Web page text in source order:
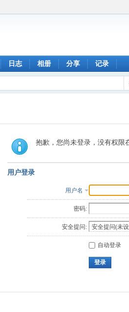
日志 相册 分享 记录
抱歉，您尚未登录，没有权限
用户登录
用户名
密码:
安全提问:
自动登录
登录